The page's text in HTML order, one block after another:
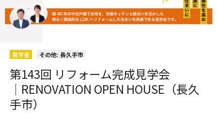
見学会 その他: 長久手市
第143回 リフォーム完成見学会
│RENOVATION OPEN HOUSE（長久
手市）